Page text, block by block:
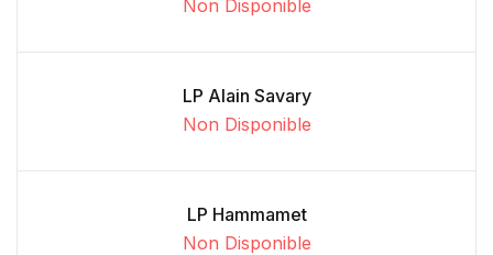
Non Disponible
LP Alain Savary
Non Disponible
LP Hammamet
Non Disponible